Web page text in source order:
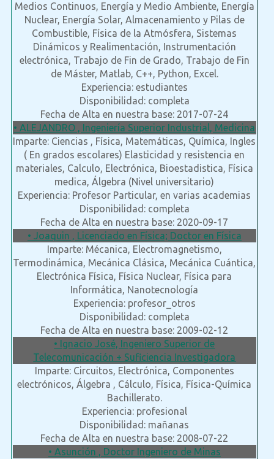
Medios Continuos, Energía y Medio Ambiente, Energía
Nuclear, Energía Solar, Almacenamiento y Pilas de
Combustible, Física de la Atmósfera, Sistemas
Dinámicos y Realimentación, Instrumentación
electrónica, Trabajo de Fin de Grado, Trabajo de Fin
de Máster, Matlab, C++, Python, Excel.
Experiencia: estudiantes
Disponibilidad: completa
Fecha de Alta en nuestra base: 2017-07-24
• ALEJANDRO , Ingeniería Superior Industrial, Medicina
Imparte: Ciencias , Física, Matemáticas, Química, Ingles
( En grados escolares) Elasticidad y resistencia en
materiales, Calculo, Electrónica, Bioestadistica, Física
medica, Álgebra (Nivel universitario)
Experiencia: Profesor Particular, en varias academias
Disponibilidad: completa
Fecha de Alta en nuestra base: 2020-09-17
• Joaquin , Licenciado en Física; Doctor en Física
Imparte: Mécanica, Electromagnetismo,
Termodinámica, Mecánica Clásica, Mecánica Cuántica,
Electrónica Física, Física Nuclear, Física para
Informática, Nanotecnología
Experiencia: profesor_otros
Disponibilidad: completa
Fecha de Alta en nuestra base: 2009-02-12
• Ignacio José, Ingeniero Superior de
Telecomunicación + Suficiencia Investigadora
Imparte: Circuitos, Electrónica, Componentes
electrónicos, Álgebra , Cálculo, Física, Física-Química
Bachillerato.
Experiencia: profesional
Disponibilidad: mañanas
Fecha de Alta en nuestra base: 2008-07-22
• Asunción , Doctor Ingeniero de Minas